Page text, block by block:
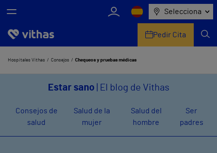
Selecciona
Nosotros
Pedir Cita
Hospitales Vithas Consejos Chequeos y pruebas médicas
Estar sano| El blog de Vithas
Consejos de
salud
Salud de la
mujer
Salud del
hombre
Ser
padres